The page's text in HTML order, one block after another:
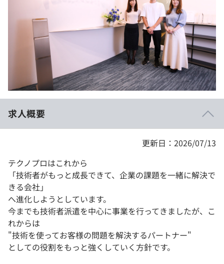
個人向けプラン
法人向けプラン
学校向けプラン
求人概要
更新日：2026/07/13
テクノプロはこれから
「技術者がもっと成長できて、企業の課題を一緒に解決で
きる会社」
へ進化しようとしています。
今までも技術者派遣を中心に事業を行ってきましたが、こ
れからは
"技術を使ってお客様の問題を解決するパートナー"
としての役割をもっと強くしていく方針です。